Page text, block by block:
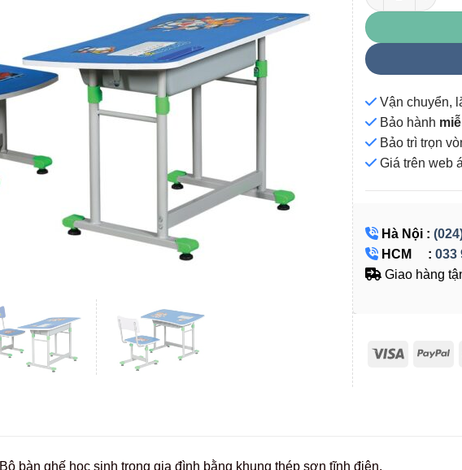
Add to
Vận chuyển,
Bảo hành
Bảo trì trọn
Giá trên web
Hà Nội :
HCM : 033
Giao hàng
Bộ bàn ghế học sinh trong gia đình bằng khung thép sơn tĩnh điện.